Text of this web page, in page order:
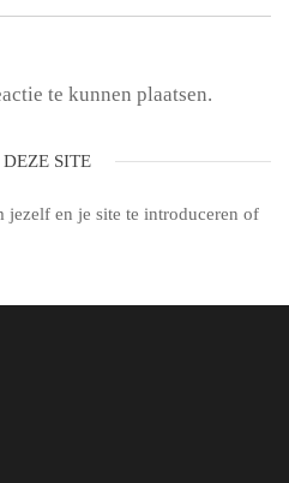
te kunnen plaatsen.
SITE
en je site te introduceren of